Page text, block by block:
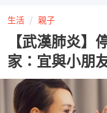
生活 親子
【武漢肺炎】
家：宜與小朋